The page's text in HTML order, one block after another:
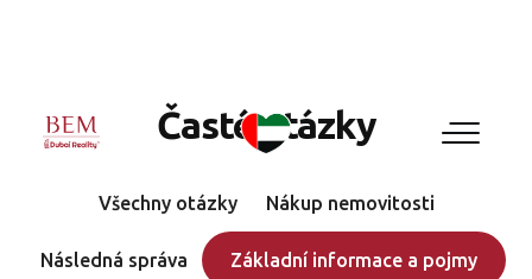
Časté otázky
Všechny otázky Nákup nemovitosti
Následná správa Základní informace a pojmy